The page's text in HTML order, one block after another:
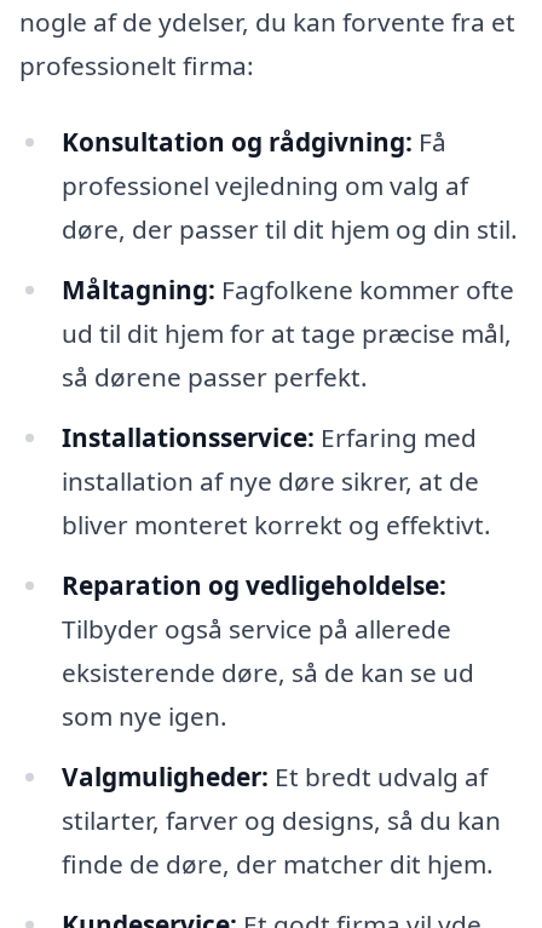
nogle af de ydelser, du kan forvente fra et
professionelt firma:
Konsultation og rådgivning: Få
professionel vejledning om valg af
døre, der passer til dit hjem og din stil.
Måltagning: Fagfolkene kommer ofte
ud til dit hjem for at tage præcise mål,
så dørene passer perfekt.
Installationsservice: Erfaring med
installation af nye døre sikrer, at de
bliver monteret korrekt og effektivt.
Reparation og vedligeholdelse:
Tilbyder også service på allerede
eksisterende døre, så de kan se ud
som nye igen.
Valgmuligheder: Et bredt udvalg af
stilarter, farver og designs, så du kan
finde de døre, der matcher dit hjem.